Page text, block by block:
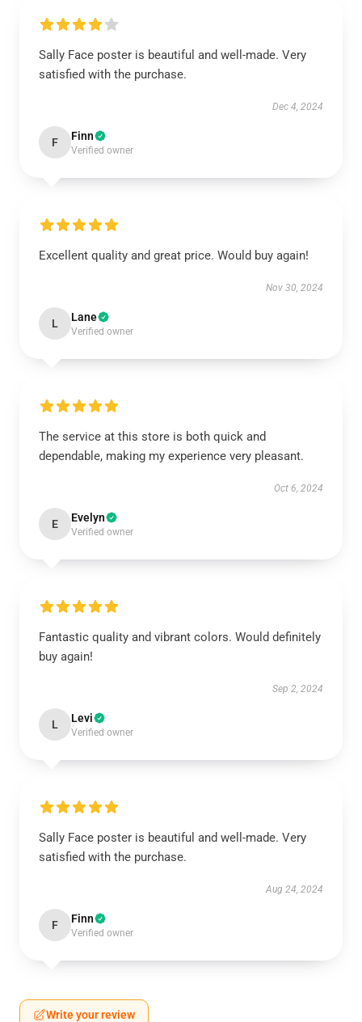
Sally Face poster is beautiful and well-made. Very
satisfied with the purchase.
Dec 4, 2024
F Finn
Verified owner
Excellent quality and great price. Would buy again!
Nov 30, 2024
L Lane
Verified owner
The service at this store is both quick and
dependable, making my experience very pleasant.
Oct 6, 2024
E Evelyn
Verified owner
Fantastic quality and vibrant colors. Would definitely
buy again!
Sep 2, 2024
L Levi
Verified owner
Sally Face poster is beautiful and well-made. Very
satisfied with the purchase.
Aug 24, 2024
F Finn
Verified owner
Write your review